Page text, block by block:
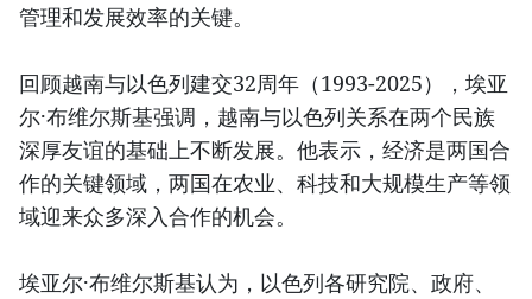
管理和发展效率的关键。
回顾越南与以色列建交32周年（1993-2025），埃亚
尔·布维尔斯基强调，越南与以色列关系在两个民族
深厚友谊的基础上不断发展。他表示，经济是两国合
作的关键领域，两国在农业、科技和大规模生产等领
域迎来众多深入合作的机会。
埃亚尔·布维尔斯基认为，以色列各研究院、政府、